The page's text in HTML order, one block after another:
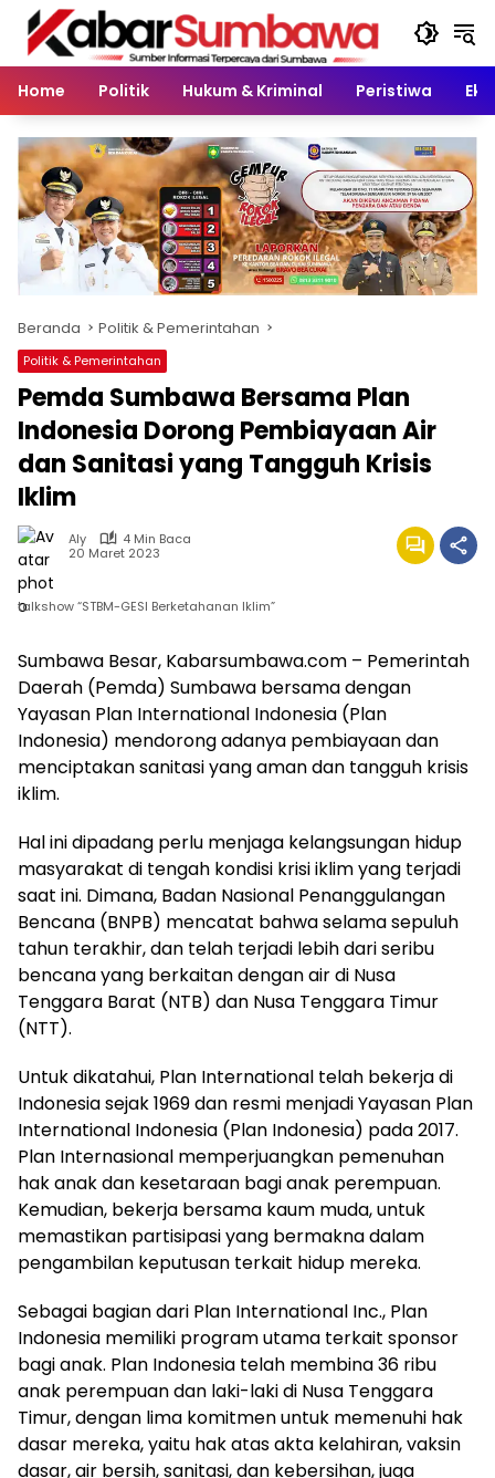
Langsung
konten
Home
Politik Hukum & Kriminal Peristiwa
Beranda Politik & Pemerintahan
Politik & Pemerintahan
Pemda Sumbawa Bersama Plan
Indonesia Dorong Pembiayaan Air
dan Sanitasi yang Tangguh Krisis
Iklim
Aly
4 Min Baca
20 Maret 2023
talkshow “STBM-GESI Berketahanan Iklim”
Sumbawa Besar, Kabarsumbawa.com – Pemerintah
Daerah (Pemda) Sumbawa bersama dengan
Yayasan Plan International Indonesia (Plan
Indonesia) mendorong adanya pembiayaan dan
menciptakan sanitasi yang aman dan tangguh krisis
iklim.
Hal ini dipadang perlu menjaga kelangsungan hidup
masyarakat di tengah kondisi krisi iklim yang terjadi
saat ini. Dimana, Badan Nasional Penanggulangan
Bencana (BNPB) mencatat bahwa selama sepuluh
tahun terakhir, dan telah terjadi lebih dari seribu
bencana yang berkaitan dengan air di Nusa
Tenggara Barat (NTB) dan Nusa Tenggara Timur
(NTT).
Untuk dikatahui, Plan International telah bekerja di
Indonesia sejak 1969 dan resmi menjadi Yayasan Plan
International Indonesia (Plan Indonesia) pada 2017.
Plan Internasional memperjuangkan pemenuhan
hak anak dan kesetaraan bagi anak perempuan.
Kemudian, bekerja bersama kaum muda, untuk
memastikan partisipasi yang bermakna dalam
pengambilan keputusan terkait hidup mereka.
Sebagai bagian dari Plan International Inc., Plan
Indonesia memiliki program utama terkait sponsor
bagi anak. Plan Indonesia telah membina 36 ribu
anak perempuan dan laki-laki di Nusa Tenggara
Timur, dengan lima komitmen untuk memenuhi hak
dasar mereka, yaitu hak atas akta kelahiran, vaksin
dasar, air bersih, sanitasi, dan kebersihan, juga